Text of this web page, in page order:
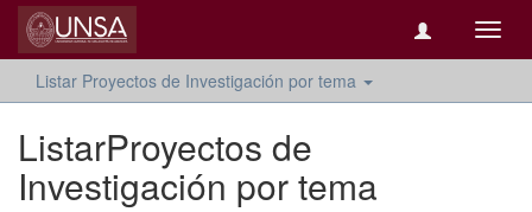
Listar Proyectos de Investigación por tema
ListarProyectos de
Investigación por tema